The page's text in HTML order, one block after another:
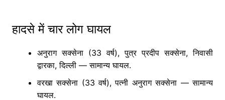
हादसे में चार लोग घायल
अनुराग सक्सेना (33 वर्ष), पुत्र प्रदीप सक्सेना, निवासी
द्वारका, दिल्ली — सामान्य घायल.
वरखा सक्सेना (33 वर्ष), पत्नी अनुराग सक्सेना — सामान्य
घायल.